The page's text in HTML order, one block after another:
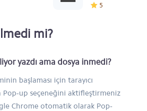
5
mi?
yazdı ama dosya inmedi?
başlaması için tarayıcı
Pop-up seçeneğini aktifleştirmeniz
Chrome otomatik olarak Pop-